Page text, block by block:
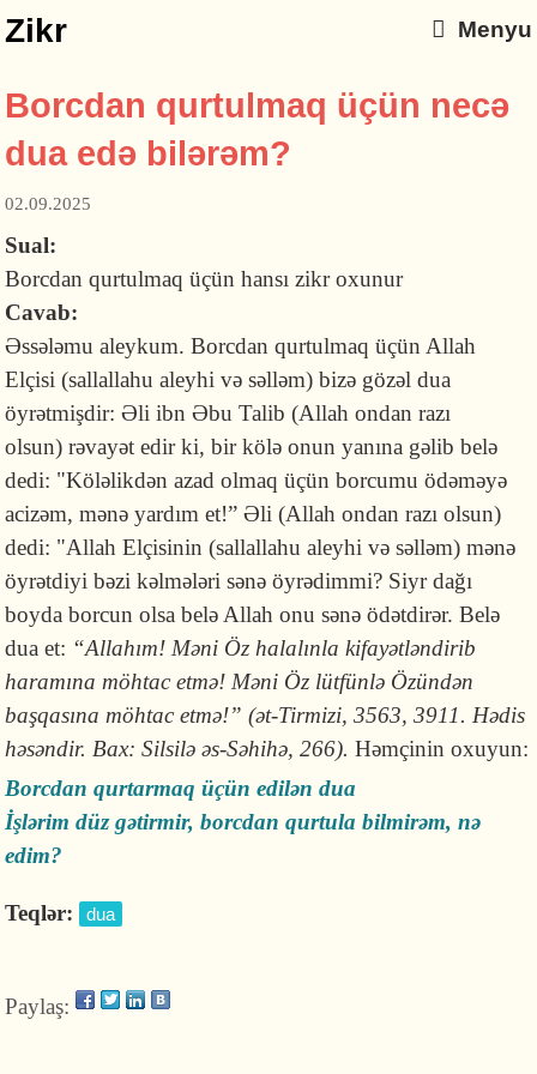
Zikr Menyu
Borcdan qurtulmaq üçün necə
dua edə bilərəm?
02.09.2025
Sual:
Borcdan qurtulmaq üçün hansı zikr oxunur
Cavab:
Əssələmu aleykum. Borcdan qurtulmaq üçün Allah
Elçisi (sallallahu aleyhi və səlləm) bizə gözəl dua
öyrətmişdir: Əli ibn Əbu Talib (Allah ondan razı
olsun) rəvayət edir ki, bir kölə onun yanına gəlib belə
dedi: "Kölə­likdən azad olmaq üçün borcumu ödəməyə
acizəm, mənə yardım et!” Əli (Allah ondan razı olsun)
dedi: "Allah Elçisinin (sallallahu aleyhi və səlləm) mənə
öyrət­diyi bəzi kəlmələri sənə öyrədimmi? Siyr dağı
boyda borcun olsa belə Allah onu sənə ödətdirər. Belə
dua et: “Allahım! Məni Öz halalınla kifayət­ləndirib
haramına möh­tac etmə! Məni Öz lüt­fünlə Özündən
başqasına möhtac etmə!” (ət-Tirmizi, 3563, 3911. Hədis
həsəndir. Bax: Silsilə əs-Səhihə, 266).Həmçinin oxuyun:
Borcdan qurtarmaq üçün edilən dua
İşlərim düz gətirmir, borcdan qurtula bilmirəm, nə
edim?
Teqlər: dua
Paylaş: